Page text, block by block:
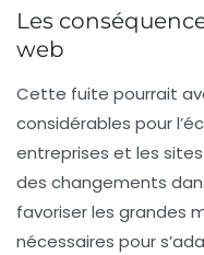
Les
web
Cette fuite pourrait
considérables pour
entreprises et les
des changements
favoriser les grandes
nécessaires pour